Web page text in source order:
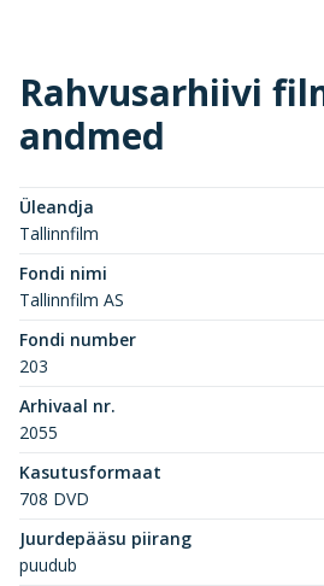
Rahvusarhiivi
andmed
Üleandja
Tallinnfilm
Fondi nimi
Tallinnfilm AS
Fondi number
203
Arhivaal nr.
2055
Kasutusformaat
708 DVD
Juurdepääsu piirang
puudub